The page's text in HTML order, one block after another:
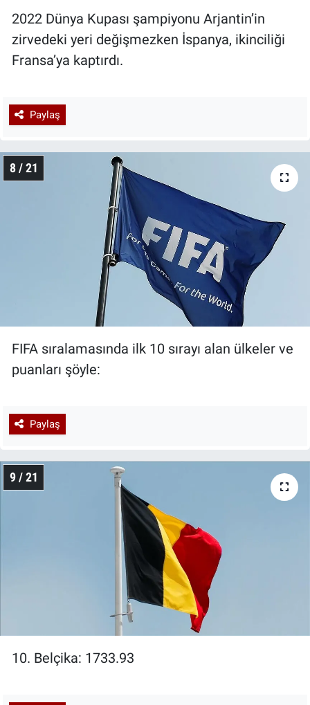
2022 Dünya Kupası şampiyonu Arjantin’in
zirvedeki yeri değişmezken İspanya, ikinciliği
Fransa’ya kaptırdı.
Paylaş
8 / 21
FIFA sıralamasında ilk 10 sırayı alan ülkeler ve
puanları şöyle:
Paylaş
9 / 21
10. Belçika: 1733.93